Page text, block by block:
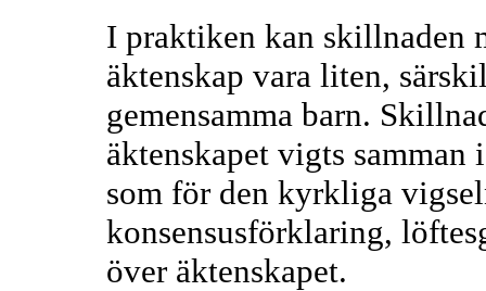
I praktiken kan skillnaden
äktenskap vara liten,
gemensamma barn.
äktenskapet vigts
som för den kyrkliga
konsensusförklaring,
över äktenskapet.